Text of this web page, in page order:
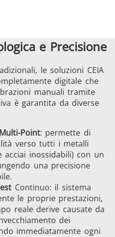
e Precisione
le soluzioni CEIA
digitale che
manuali tramite
è garantita da diverse
Point: permette di
verso tutti i metalli
inossidabili) con un
una precisione
Continuo: il sistema
le proprie prestazioni,
reale derive causate da
dei
immediatamente ogni